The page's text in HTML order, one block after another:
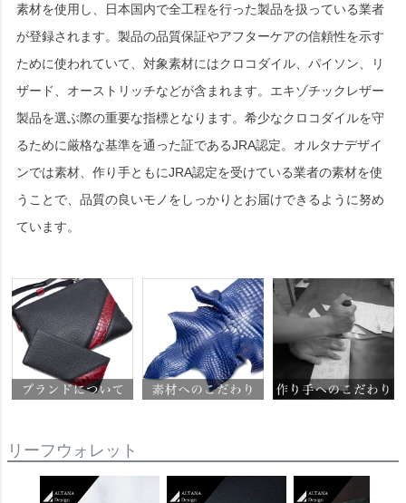
素材を使用し、日本国内で全工程を行った製品を扱っている業者
が登録されます。製品の品質保証やアフターケアの信頼性を示す
ために使われていて、対象素材にはクロコダイル、パイソン、リ
ザード、オーストリッチなどが含まれます。エキゾチックレザー
製品を選ぶ際の重要な指標となります。希少なクロコダイルを守
るために厳格な基準を通った証であるJRA認定。オルタナデザイ
ンでは素材、作り手ともにJRA認定を受けている業者の素材を使
うことで、品質の良いモノをしっかりとお届けできるように努め
ています。
リーフウォレット